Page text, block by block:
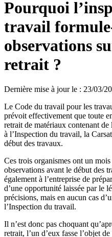
Pourquoi
travail
observations
retrait ?
Dernière mise à jour le : 23/03/
Le Code du travail pour les
prévoit effectivement que toute
retrait de matériaux contenant
à l’Inspection du travail, la
début des travaux.
Ces trois organismes ont un
observations avant le début des
également à l’entreprise de
d’une opportunité laissée par le
précisions, mais en aucun cas
l’Inspection du travail.
Il n’est donc pas choquant
retrait, l’un d’eux fasse l’objet